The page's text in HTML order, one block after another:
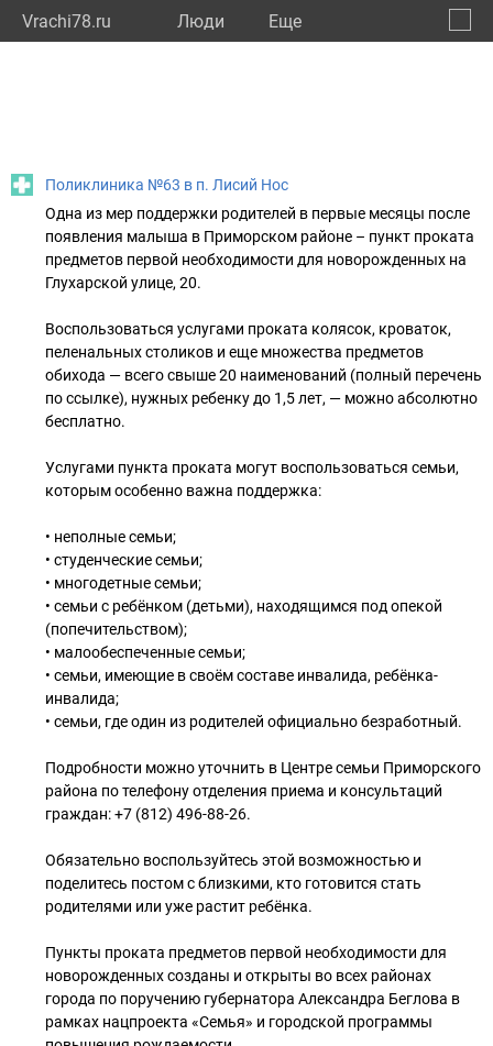
Vrachi78.ru Люди Eще
Поликлиника №63 в п. Лисий Нос
Одна из мер поддержки родителей в первые месяцы после
появления малыша в Приморском районе – пункт проката
предметов первой необходимости для новорожденных на
Глухарской улице, 20.
Воспользоваться услугами проката колясок, кроваток,
пеленальных столиков и еще множества предметов
обихода — всего свыше 20 наименований (полный перечень
по ссылке), нужных ребенку до 1,5 лет, — можно абсолютно
бесплатно.
Услугами пункта проката могут воспользоваться семьи,
которым особенно важна поддержка:
• неполные семьи;
• студенческие семьи;
• многодетные семьи;
• семьи с ребёнком (детьми), находящимся под опекой
(попечительством);
• малообеспеченные семьи;
• семьи, имеющие в своём составе инвалида, ребёнка-
инвалида;
• семьи, где один из родителей официально безработный.
Подробности можно уточнить в Центре семьи Приморского
района по телефону отделения приема и консультаций
граждан: +7 (812) 496-88-26.
Обязательно воспользуйтесь этой возможностью и
поделитесь постом с близкими, кто готовится стать
родителями или уже растит ребёнка.
Пункты проката предметов первой необходимости для
новорожденных созданы и открыты во всех районах
города по поручению губернатора Александра Беглова в
рамках нацпроекта «Семья» и городской программы